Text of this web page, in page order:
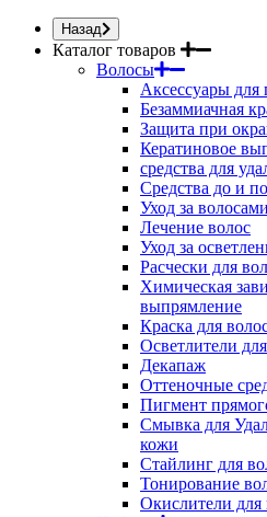
Назад
Каталог товаров
Волосы
Аксессуары для
Безаммиачная
Защита при
Кератиновое
средства для
Средства до и
Уход за волосами
Лечение волос
Уход за
Расчески для
Химическая
выпрямление
Краска для
Осветлители
Декапаж
Оттеночные
Пигмент
Смывка для
кожи
Стайлинг для
Тонирование
Окислители для